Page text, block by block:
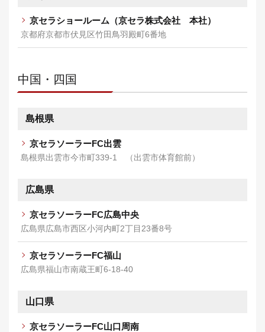
京セラショールーム（京セラ株式会社 本社）
京都府京都市伏見区竹田鳥羽殿町6番地
中国・四国
島根県
京セラソーラーFC出雲
島根県出雲市今市町339-1 （出雲市体育館前）
広島県
京セラソーラーFC広島中央
広島県広島市西区小河内町2丁目23番8号
京セラソーラーFC福山
広島県福山市南蔵王町6-18-40
山口県
京セラソーラーFC山口周南